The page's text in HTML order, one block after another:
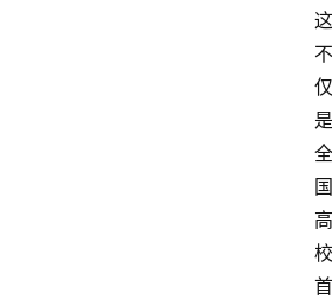
这
不
仅
是
全
国
高
校
首